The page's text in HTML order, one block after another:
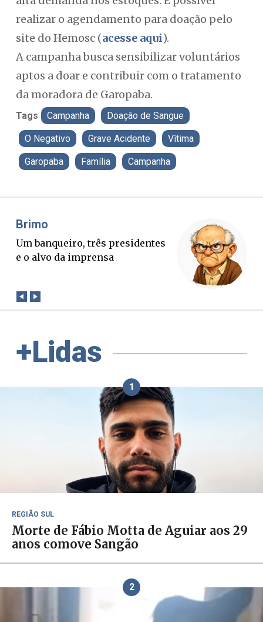
realizar o agendamento para doação pelo
site do Hemosc (acesse aqui).
A campanha busca sensibilizar voluntários
aptos a doar e contribuir com o tratamento
da moradora de Garopaba.
Tags Campanha Doação de Sangue
O Negativo Grave Acidente Vìtima
Garopaba Família Campanha
Misael Elias
O Boato corre mais rápido que a
verdade. Mas quem paga a
+Lidas
1
REGIÃO SUL
Morte de Fábio Motta de Aguiar aos 29
anos comove Sangão
2